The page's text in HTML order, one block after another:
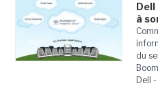
à
du
Dell